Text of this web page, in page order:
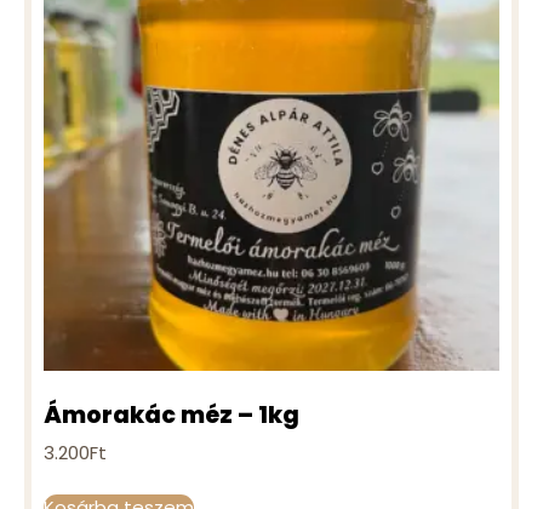
Ámorakác méz – 1kg
3.200Ft